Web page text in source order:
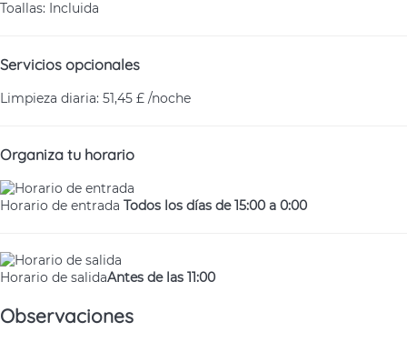
Toallas: Incluida
Servicios opcionales
Limpieza diaria: 51,45 £ /noche
Organiza tu horario
Horario de entrada Todos los días de 15:00 a 0:00
Horario de salidaAntes de las 11:00
Observaciones